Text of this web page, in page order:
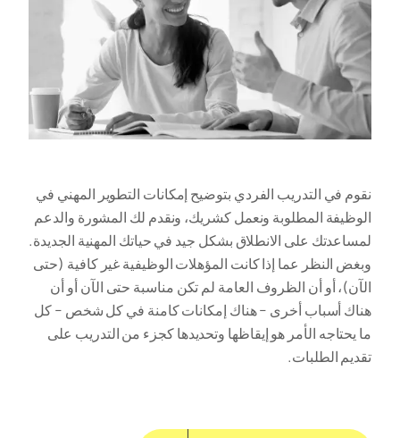
نقوم في التدريب الفردي بتوضيح إمكانات التطوير المهني في
الوظيفة المطلوبة ونعمل كشريك، ونقدم لك المشورة والدعم
لمساعدتك على الانطلاق بشكل جيد في حياتك المهنية الجديدة.
وبغض النظر عما إذا كانت المؤهلات الوظيفية غير كافية (حتى
الآن)، أو أن الظروف العامة لم تكن مناسبة حتى الآن أو أن
هناك أسباب أخرى – هناك إمكانات كامنة في كل شخص – كل
ما يحتاجه الأمر هو إيقاظها وتحديدها كجزء من التدريب على
تقديم الطلبات.